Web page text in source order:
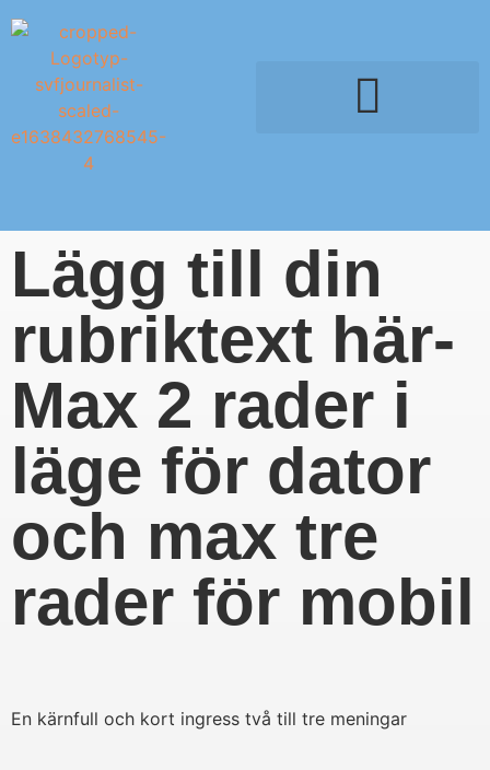
Lägg till din
rubriktext här-
Max 2 rader i
läge för dator
och max tre
rader för mobil
En kärnfull och kort ingress två till tre meningar